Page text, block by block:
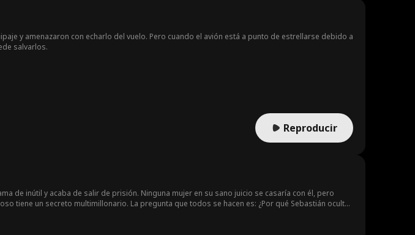
y amenazaron con echarlo del vuelo. Pero cuando el avión está a punto de estrellarse debido a
salvarlos.
Reproducir
de inútil y acaba de salir de prisión. Ninguna mujer en su sano juicio se casaría con él, pero
tiene un secreto multimillonario. La pregunta que todos se hacen es: ¿Por qué Sebastián oculta